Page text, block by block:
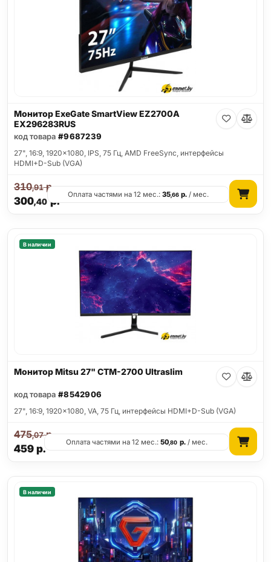
Монитор ExeGate SmartView EZ2700A
EX296283RUS
код товара #9687239
27", 16:9, 1920x1080, IPS, 75 Гц, AMD FreeSync, интерфейсы
HDMI+D-Sub (VGA)
300,40р.
310,91р.
Оплата частями на 12 мес.:35,66 р. / мес.
В наличии
Монитор Mitsu 27" CTM-2700 Ultraslim
код товара #8542906
27", 16:9, 1920x1080, VA, 75 Гц, интерфейсы HDMI+D-Sub (VGA)
459р.
475,07р.
Оплата частями на 12 мес.:50,80 р./ мес.
В наличии